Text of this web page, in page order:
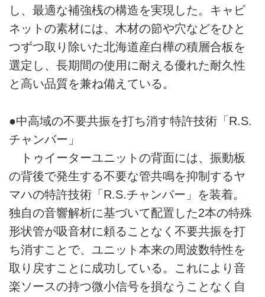
し、最適な補強桟の構造を実現した。キャビ
ネットの素材には、木材の節や穴などをひと
つずつ取り除いた北海道産白樺の積層合板を
選定し、長期間の使用に耐える優れた耐久性
と高い品質を兼ね備えている。
●中高域の不要共振を打ち消す特許技術「R.S.
チャンバー」
トゥイーターユニットの背面には、振動板
の背後で発生する不要な管共鳴を抑制するヤ
マハの特許技術「R.S.チャンバー」を装着。
独自の音響解析に基づいて配置した2本の特殊
形状管が吸音材に頼ることなく不要共振を打
ち消すことで、ユニット本来の周波数特性を
取り戻すことに成功している。これにより音
楽ソースの持つ微小信号を損なうことなく自